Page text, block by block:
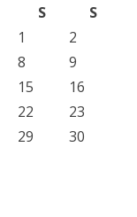
S
S
1
2
8
9
15
16
22
23
29
30